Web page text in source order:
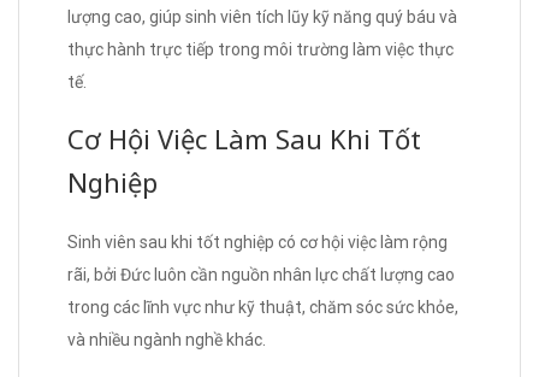
lượng cao, giúp sinh viên tích lũy kỹ năng quý báu và
thực hành trực tiếp trong môi trường làm việc thực
tế.
Cơ Hội Việc Làm Sau Khi Tốt
Nghiệp
Sinh viên sau khi tốt nghiệp có cơ hội việc làm rộng
rãi, bởi Đức luôn cần nguồn nhân lực chất lượng cao
trong các lĩnh vực như kỹ thuật, chăm sóc sức khỏe,
và nhiều ngành nghề khác.